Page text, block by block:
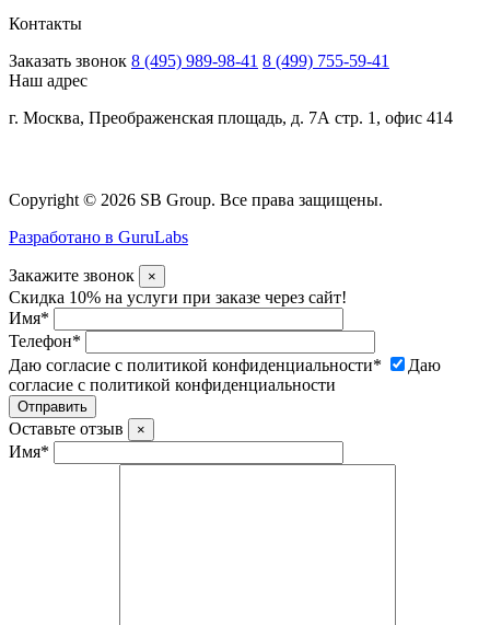
Контакты
Заказать звонок 8 (495) 989-98-41 8 (499) 755-59-41
Наш адрес
г. Москва, Преображенская площадь, д. 7А стр. 1, офис 414
Copyright © 2026 SB Group. Все права защищены.
Разработано в GuruLabs
Закажите звонок ×
Скидка 10% на услуги при заказе через сайт!
Имя*
Телефон*
Даю согласие с политикой конфиденциальности*
Даю
согласие с политикой конфиденциальности
Оставьте отзыв ×
Имя*